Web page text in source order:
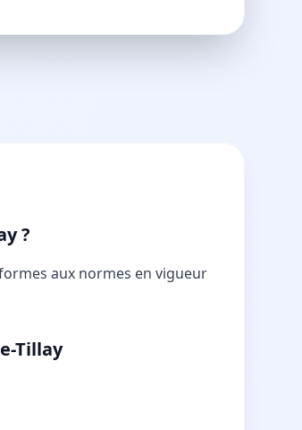
?
aux normes en vigueur
Tillay